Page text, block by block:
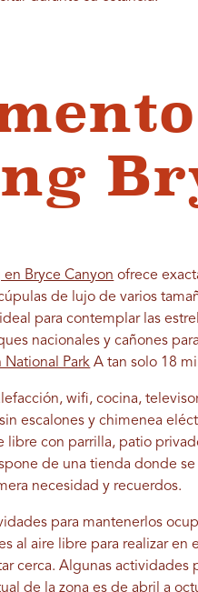
Bryce Canyon ofrece
de lujo de varios
para contemplar las
nacionales y cañones
National Park A tan solo 18
wifi, cocina,
escalones y chimenea
libre con parrilla, patio
de una tienda donde
necesidad y recuerdos.
para mantenerlos
al aire libre para realizar en
cerca. Algunas actividades
de la zona es de abril a